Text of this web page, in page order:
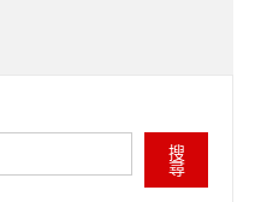
搜
尋